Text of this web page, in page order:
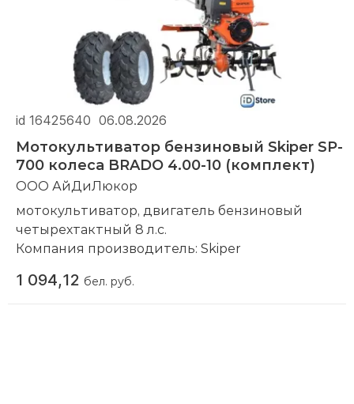
id 16425640 06.08.2026
Мотокультиватор бензиновый Skiper SP-
700 колеса BRADO 4.00-10 (комплект)
ООО АйДиЛюкор
мотокультиватор, двигатель бензиновый
четырехтактный 8 л.с.
Компания производитель: Skiper
1 094,12 бел. руб.